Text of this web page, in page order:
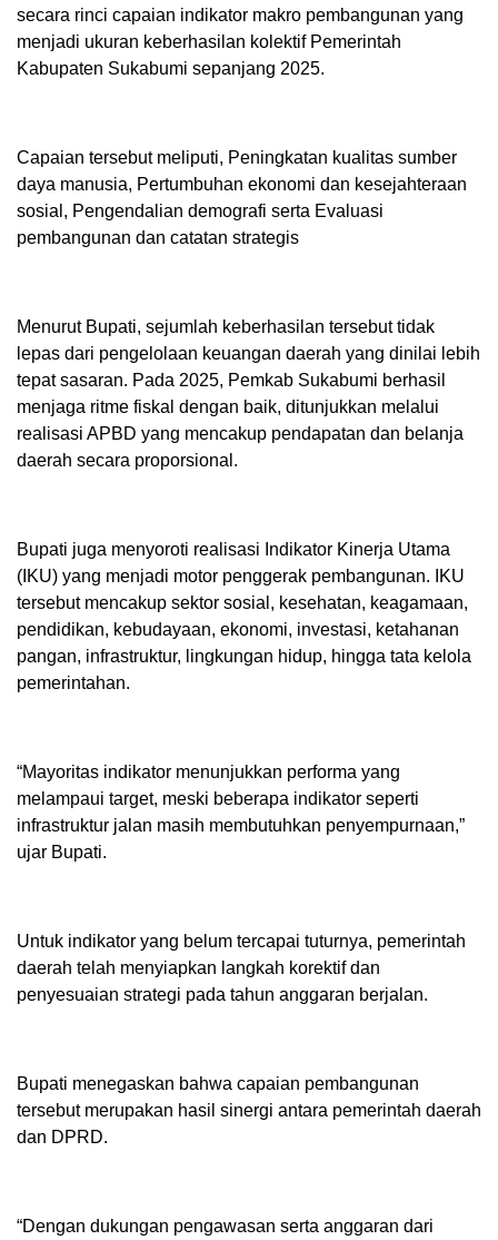
secara rinci capaian indikator makro pembangunan yang
menjadi ukuran keberhasilan kolektif Pemerintah
Kabupaten Sukabumi sepanjang 2025.
Capaian tersebut meliputi, Peningkatan kualitas sumber
daya manusia, Pertumbuhan ekonomi dan kesejahteraan
sosial, Pengendalian demografi serta Evaluasi
pembangunan dan catatan strategis
Menurut Bupati, sejumlah keberhasilan tersebut tidak
lepas dari pengelolaan keuangan daerah yang dinilai lebih
tepat sasaran. Pada 2025, Pemkab Sukabumi berhasil
menjaga ritme fiskal dengan baik, ditunjukkan melalui
realisasi APBD yang mencakup pendapatan dan belanja
daerah secara proporsional.
Bupati juga menyoroti realisasi Indikator Kinerja Utama
(IKU) yang menjadi motor penggerak pembangunan. IKU
tersebut mencakup sektor sosial, kesehatan, keagamaan,
pendidikan, kebudayaan, ekonomi, investasi, ketahanan
pangan, infrastruktur, lingkungan hidup, hingga tata kelola
pemerintahan.
“Mayoritas indikator menunjukkan performa yang
melampaui target, meski beberapa indikator seperti
infrastruktur jalan masih membutuhkan penyempurnaan,”
ujar Bupati.
Untuk indikator yang belum tercapai tuturnya, pemerintah
daerah telah menyiapkan langkah korektif dan
penyesuaian strategi pada tahun anggaran berjalan.
Bupati menegaskan bahwa capaian pembangunan
tersebut merupakan hasil sinergi antara pemerintah daerah
dan DPRD.
“Dengan dukungan pengawasan serta anggaran dari